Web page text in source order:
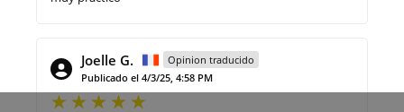
Joelle G.
Opinion traducido
Publicado el 4/3/25, 4:58 PM